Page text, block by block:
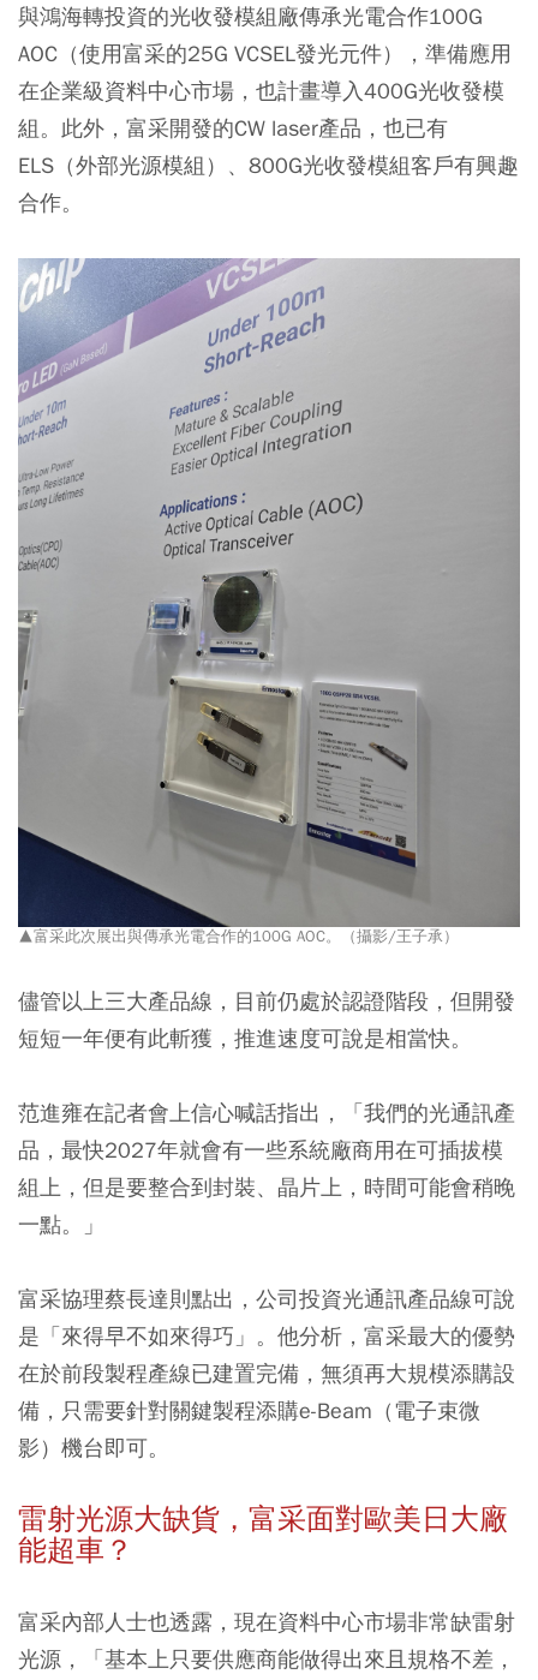
與鴻海轉投資的光收發模組廠傳承光電合作100G
AOC（使用富采的25G VCSEL發光元件），準備應用
在企業級資料中心市場，也計畫導入400G光收發模
組。此外，富采開發的CW laser產品，也已有
ELS（外部光源模組）、800G光收發模組客戶有興趣
合作。
▲富采此次展出與傳承光電合作的100G AOC。（攝影/王子承）
儘管以上三大產品線，目前仍處於認證階段，但開發
短短一年便有此斬獲，推進速度可說是相當快。
范進雍在記者會上信心喊話指出，「我們的光通訊產
品，最快2027年就會有一些系統廠商用在可插拔模
組上，但是要整合到封裝、晶片上，時間可能會稍晚
一點。」
富采協理蔡長達則點出，公司投資光通訊產品線可說
是「來得早不如來得巧」。他分析，富采最大的優勢
在於前段製程產線已建置完備，無須再大規模添購設
備，只需要針對關鍵製程添購e-Beam（電子束微
影）機台即可。
雷射光源大缺貨，富采面對歐美日大廠
能超車？
富采內部人士也透露，現在資料中心市場非常缺雷射
光源，「基本上只要供應商能做得出來且規格不差，